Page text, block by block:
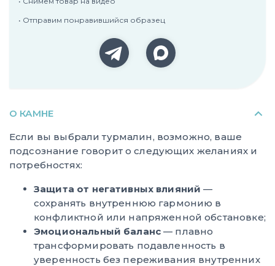
• Отправим понравившийся образец
О КАМНЕ
Если вы выбрали турмалин, возможно, ваше
подсознание говорит о следующих желаниях и
потребностях:
Защита от негативных влияний —
сохранять внутреннюю гармонию в
конфликтной или напряженной обстановке;
Эмоциональный баланс — плавно
трансформировать подавленность в
уверенность без переживания внутренних